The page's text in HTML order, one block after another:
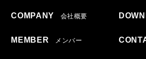
COMPANY 会社概要
MEMBER メンバー